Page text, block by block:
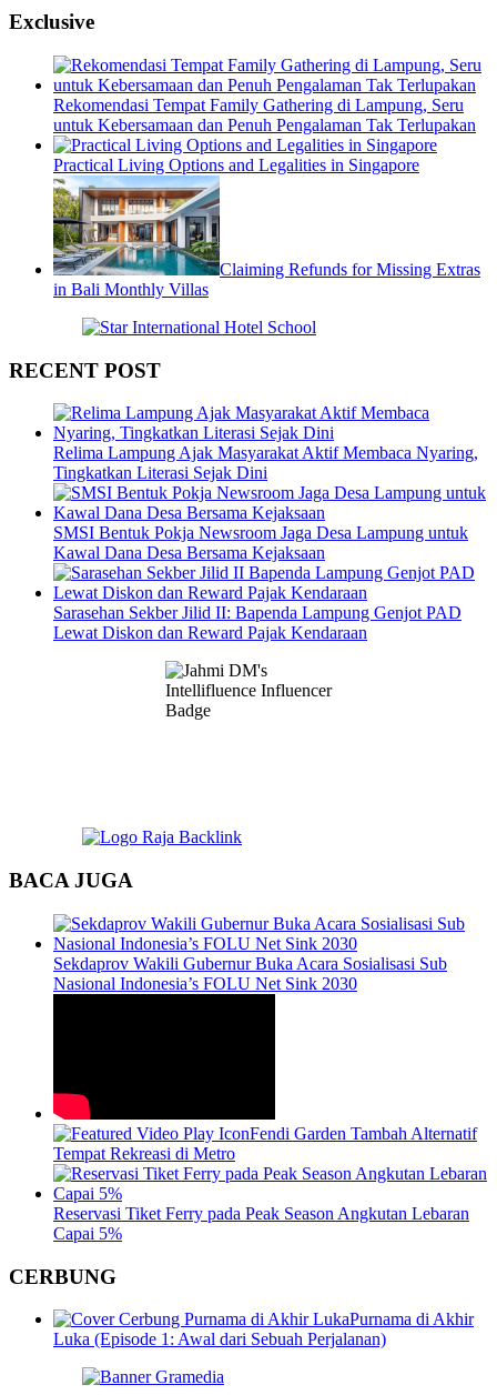
Exclusive
Rekomendasi Tempat Family Gathering di Lampung, Seru
untuk Kebersamaan dan Penuh Pengalaman Tak Terlupakan
Practical Living Options and Legalities in Singapore
Claiming Refunds for Missing Extras
in Bali Monthly Villas
RECENT POST
Relima Lampung Ajak Masyarakat Aktif Membaca Nyaring,
Tingkatkan Literasi Sejak Dini
SMSI Bentuk Pokja Newsroom Jaga Desa Lampung untuk
Kawal Dana Desa Bersama Kejaksaan
Sarasehan Sekber Jilid II: Bapenda Lampung Genjot PAD
Lewat Diskon dan Reward Pajak Kendaraan
BACA JUGA
Sekdaprov Wakili Gubernur Buka Acara Sosialisasi Sub
Nasional Indonesia’s FOLU Net Sink 2030
Fendi Garden Tambah Alternatif
Tempat Rekreasi di Metro
Reservasi Tiket Ferry pada Peak Season Angkutan Lebaran
Capai 5%
CERBUNG
Purnama di Akhir
Luka (Episode 1: Awal dari Sebuah Perjalanan)